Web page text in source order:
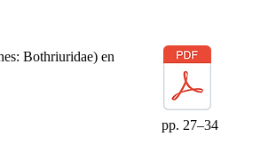
Bothriuridae) en
pp. 27–34